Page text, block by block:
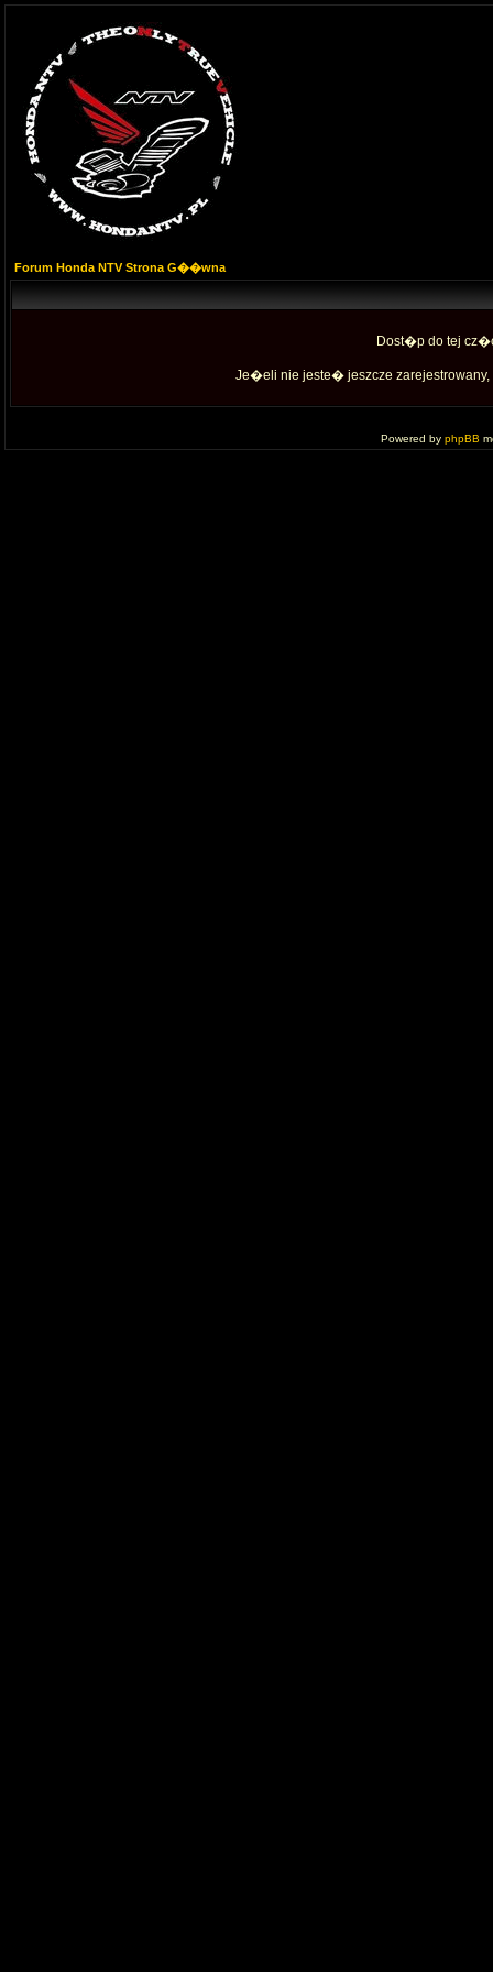
Forum Honda NTV Strona G��wna
Dost�p do tej
Je�eli nie jeste� jeszcze
Powered by phpBB